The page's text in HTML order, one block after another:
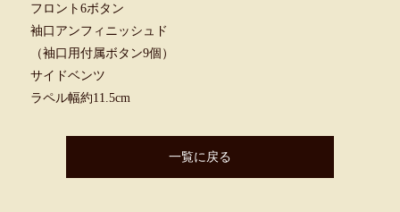
フロント6ボタン
袖口アンフィニッシュド
（袖口用付属ボタン9個）
サイドベンツ
ラペル幅約11.5cm
一覧に戻る